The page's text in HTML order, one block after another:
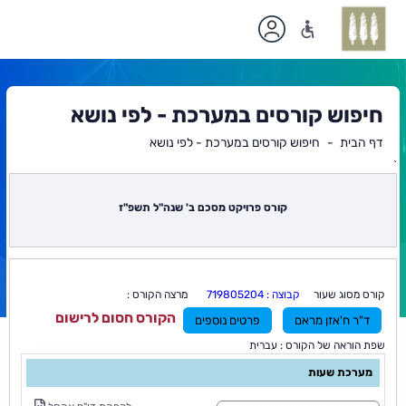
חיפוש קורסים במערכת - לפי נושא
דף הבית חיפוש קורסים במערכת - לפי נושא
`
קורס פרויקט מסכם ב' שנה"ל תשפ"ז
קורס מסוג שעור קבוצה : 719805204 מרצה הקורס :
ד"ר ח'אזן מראם פרטים נוספים הקורס חסום לרישום
שפת הוראה של הקורס : עברית
מערכת שעות
ס